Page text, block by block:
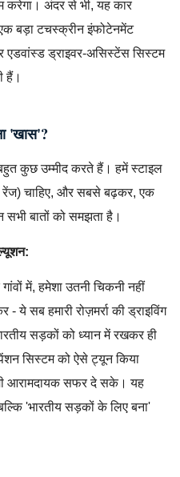
करेगा। अंदर से भी, यह कार
बड़ा टचस्क्रीन इंफोटेनमेंट
ड्राइवर-असिस्टेंस सिस्टम
हैं।
'खास'?
कुछ उम्मीद करते हैं। हमें स्टाइल
रेंज) चाहिए, और सबसे बढ़कर, एक
सभी बातों को समझता है।
में, हमेशा उतनी चिकनी नहीं
ये सब हमारी रोज़मर्रा की ड्राइविंग
सड़कों को ध्यान में रखकर ही
सिस्टम को ऐसे ट्यून किया
आरामदायक सफर दे सके। यह
'भारतीय सड़कों के लिए बना'